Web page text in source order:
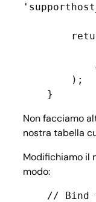
    }
Non facciamo
nostra tabella
Modifichiamo il
modo: